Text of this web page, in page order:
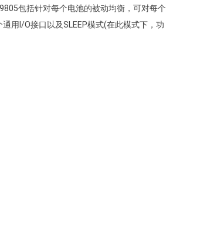
包括针对每个电池的被动均衡，可对每个
用I/O接口以及SLEEP模式(在此模式下，功